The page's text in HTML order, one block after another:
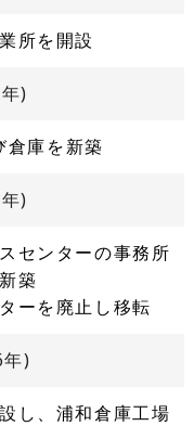
所を開設
)
倉庫を新築
)
センターの事務所
築
ーを廃止し移転
)
し、浦和倉庫工場